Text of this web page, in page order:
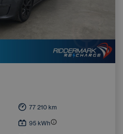
77 210 km
95 kWh